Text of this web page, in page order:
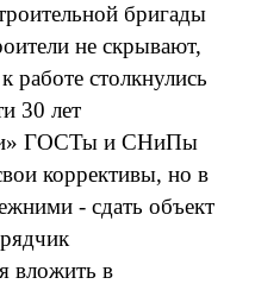
бригады
не скрывают,
работе столкнулись
30 лет
ГОСТы и СНиПы
коррективы, но в
- сдать объект
вложить в